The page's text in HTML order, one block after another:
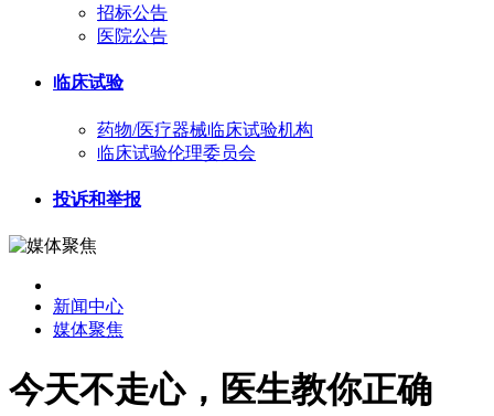
招标公告
医院公告
临床试验
药物/医疗器械临床试验机构
临床试验伦理委员会
投诉和举报
新闻中心
媒体聚焦
今天不走心，医生教你正确